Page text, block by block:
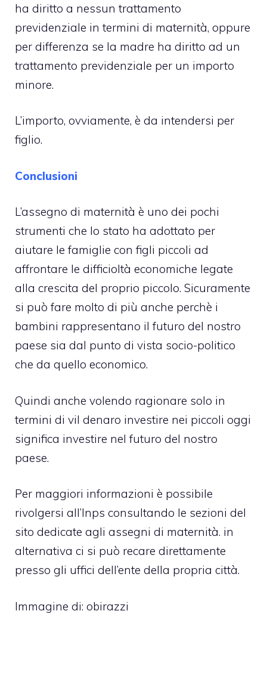
ha diritto a nessun trattamento
previdenziale in termini di maternità, oppure
per differenza se la madre ha diritto ad un
trattamento previdenziale per un importo
minore.
L’importo, ovviamente, è da intendersi per
figlio.
Conclusioni
L’assegno di maternità è uno dei pochi
strumenti che lo stato ha adottato per
aiutare le famiglie con figli piccoli ad
affrontare le difficioltà economiche legate
alla crescita del proprio piccolo. Sicuramente
si può fare molto di più anche perchè i
bambini rappresentano il futuro del nostro
paese sia dal punto di vista socio-politico
che da quello economico.
Quindi anche volendo ragionare solo in
termini di vil denaro investire nei piccoli oggi
significa investire nel futuro del nostro
paese.
Per maggiori informazioni è possibile
rivolgersi all’Inps consultando le sezioni del
sito dedicate agli assegni di maternità. in
alternativa ci si può recare direttamente
presso gli uffici dell’ente della propria città.
Immagine di: obirazzi